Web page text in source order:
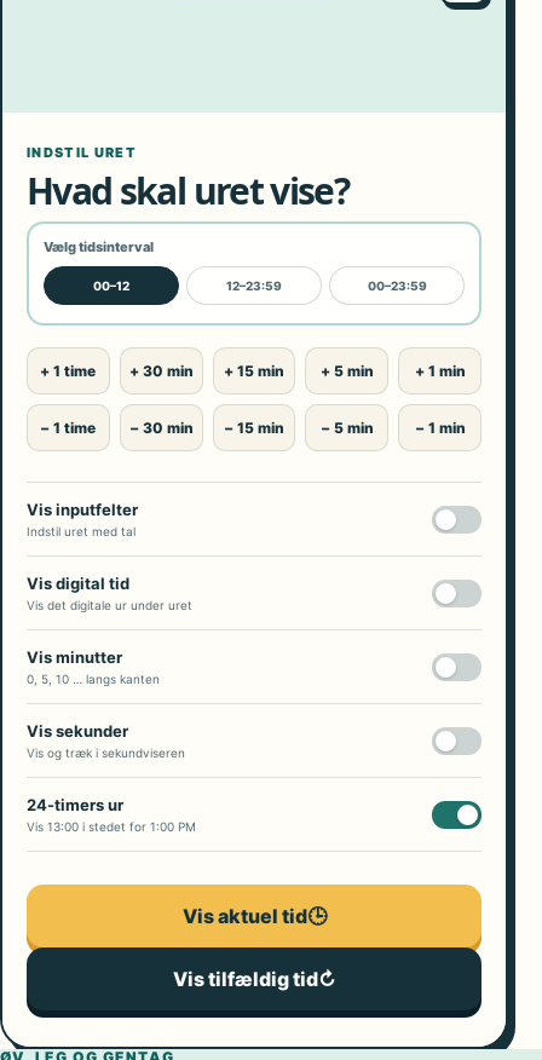
INDSTIL URET
Hvad skal uret vise?
Vælg tidsinterval
00–12 12–23:59 00–23:59
+ 1 time
− 1 time
+ 30 min
− 30 min
+ 15 min
− 15 min
+ 5 min
− 5 min
+ 1 min
− 1 min
Vis inputfelter
Indstil uret med tal
Vis digital tid
Vis det digitale ur under uret
Vis minutter
0, 5, 10 … langs kanten
Vis sekunder
Vis og træk i sekundviseren
24-timers ur
Vis 13:00 i stedet for 1:00 PM
Vis aktuel tid🕒
Vis tilfældig tid↻